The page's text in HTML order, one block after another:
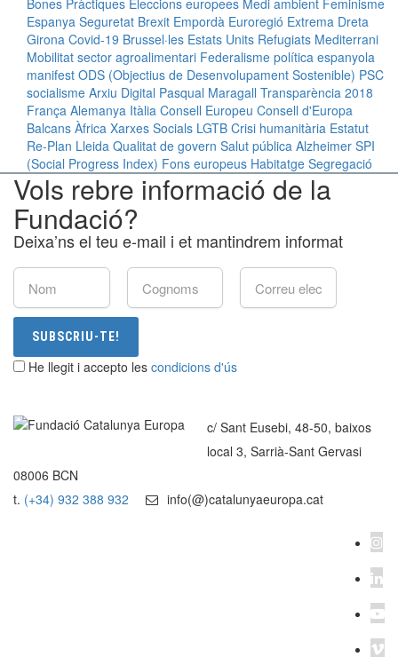
Bones Pràctiques Eleccions europees Medi ambient Feminisme
Espanya Seguretat Brexit Empordà Euroregió Extrema Dreta
Girona Covid-19 Brussel·les Estats Units Refugiats Mediterrani
Mobilitat sector agroalimentari Federalisme política espanyola
manifest ODS (Objectius de Desenvolupament Sostenible) PSC
socialisme Arxiu Digital Pasqual Maragall Transparència 2018
França Alemanya Itàlia Consell Europeu Consell d'Europa
Balcans Àfrica Xarxes Socials LGTB Crisi humanitària Estatut
Re-Plan Lleida Qualitat de govern Salut pública Alzheimer SPI
(Social Progress Index) Fons europeus Habitatge Segregació
Vols rebre informació de la
Fundació?
Deixa’ns el teu e-mail i et mantindrem informat
SUBSCRIU-TE!
He llegit i accepto les condicions d'ús
c/ Sant Eusebi, 48-50, baixos
local 3, Sarrià-Sant Gervasi
08006 BCN
t. (+34) 932 388 932 info(@)catalunyaeuropa.cat